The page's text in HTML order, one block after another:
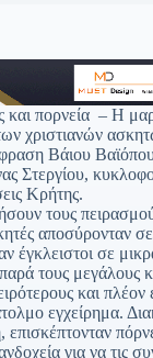
και πορνεία – Η
χριστιανών
Βάιου
Στεργίου,
Κρήτης.
τους
αποσύρονταν
έγκλειστοι σε
τους μεγάλους
και πλέον
εγχείρημα.
για να τις